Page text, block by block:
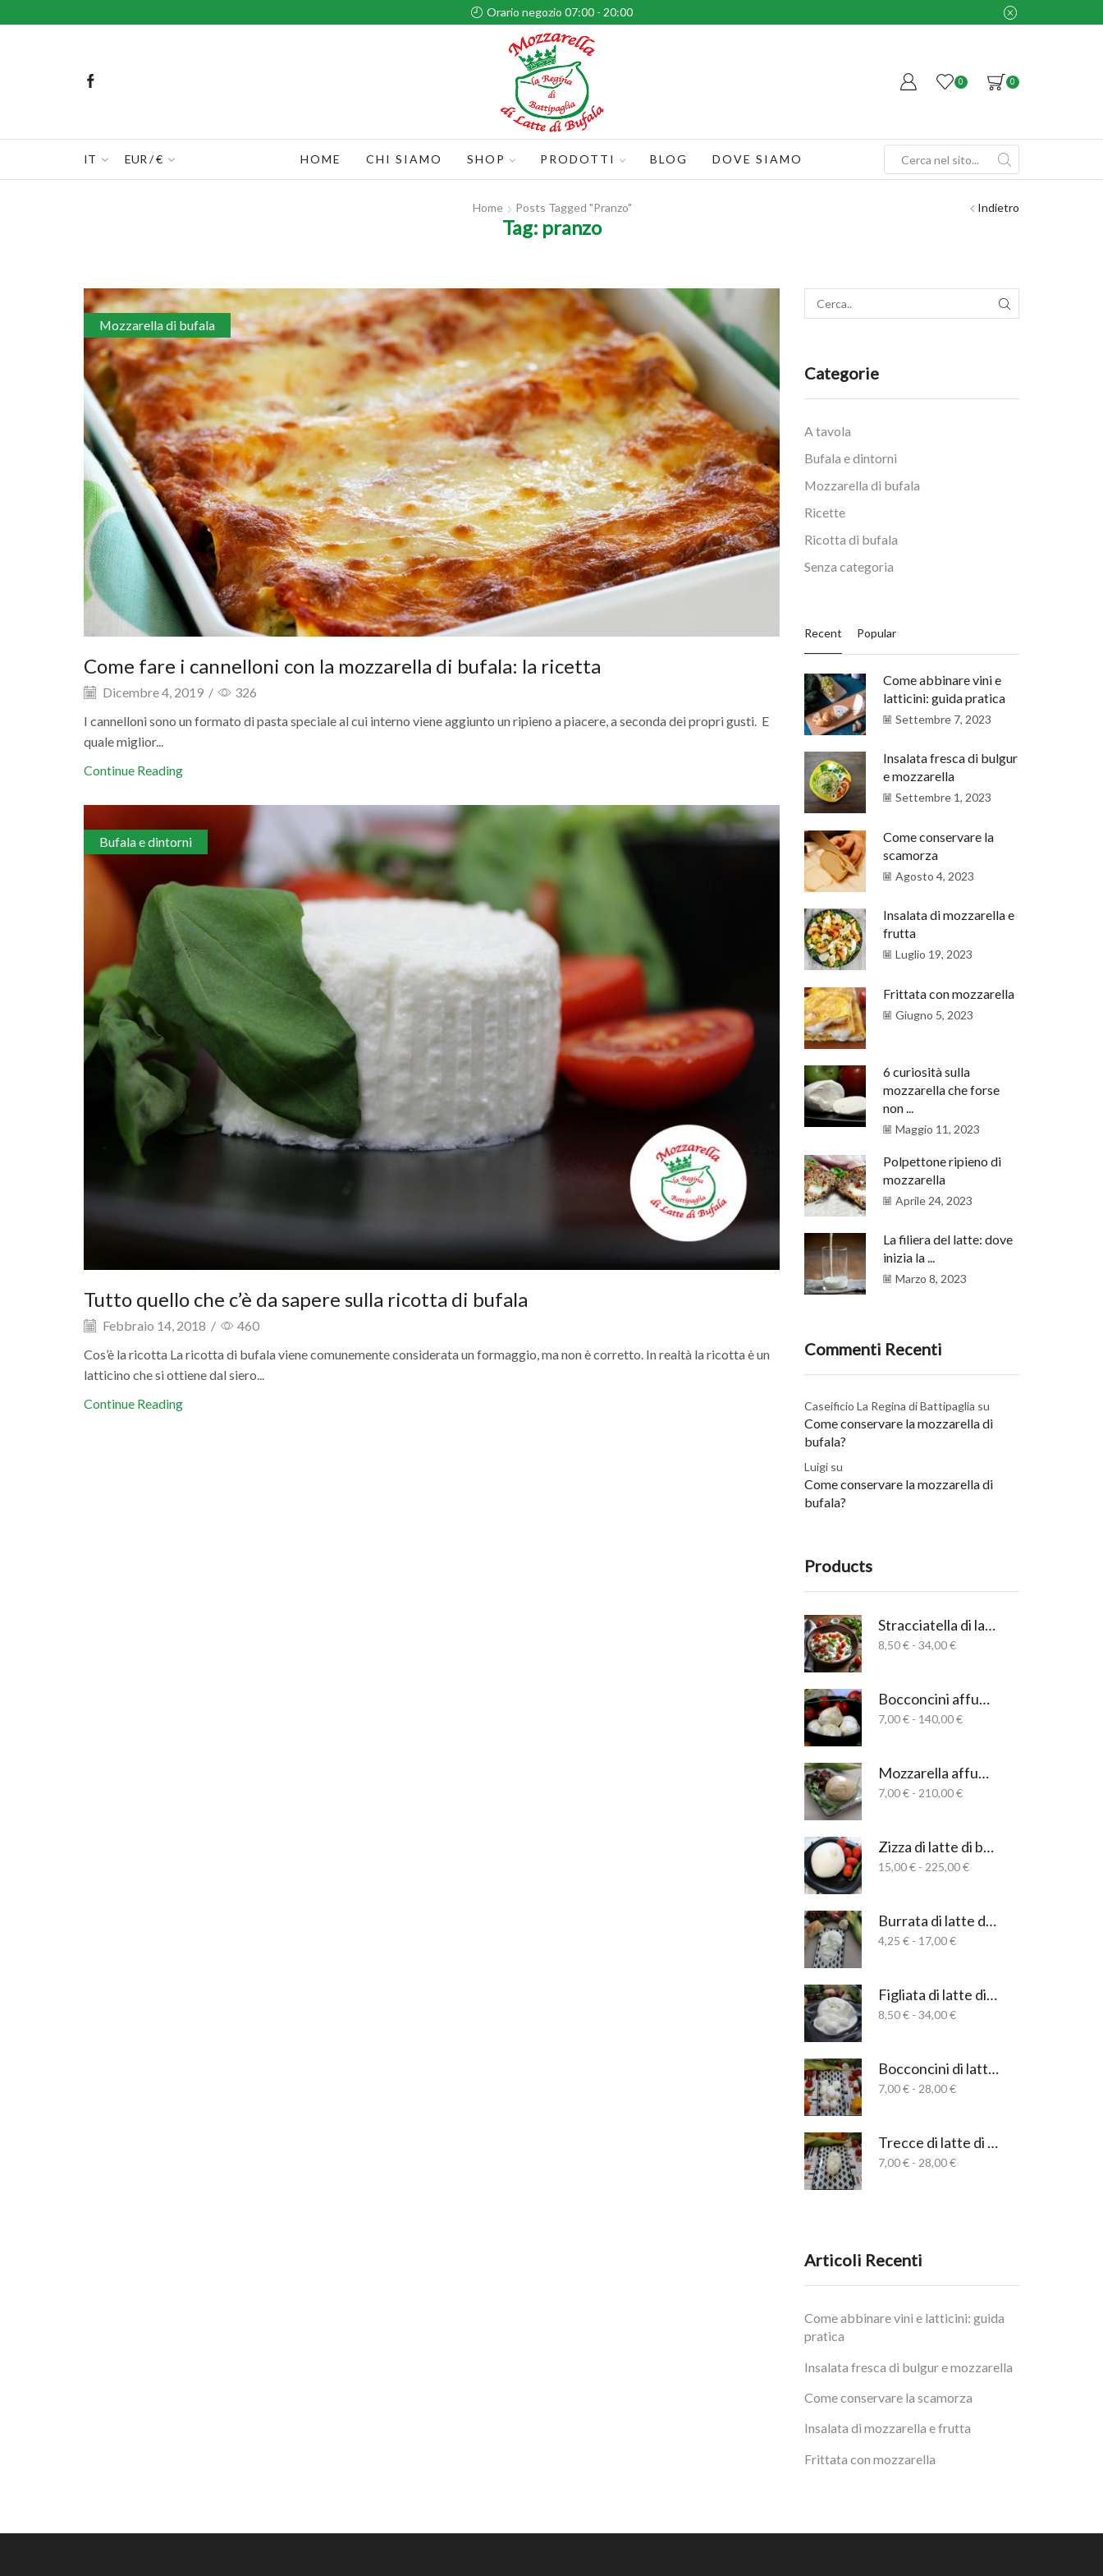
Orario negozio 07:00 - 20:00
0 0
IT EUR / € HOME CHI SIAMO SHOP PRODOTTI BLOG DOVE SIAMO
Search
input
Indietro
Home Posts Tagged "pranzo"
Tag: pranzo
Mozzarella di bufala
Come fare i cannelloni con la mozzarella di bufala: la ricetta
Dicembre 4, 2019 /
326
I cannelloni sono un formato di pasta speciale al cui interno viene aggiunto un ripieno a piacere, a seconda dei propri gusti. E
quale miglior...
Continue Reading
Bufala e dintorni
Tutto quello che c’è da sapere sulla ricotta di bufala
Febbraio 14, 2018 /
460
Cos’è la ricotta La ricotta di bufala viene comunemente considerata un formaggio, ma non è corretto. In realtà la ricotta è un
latticino che si ottiene dal siero...
Continue Reading
SEARCH
Categorie
A tavola
Bufala e dintorni
Mozzarella di bufala
Ricette
Ricotta di bufala
Senza categoria
Recent Popular
Come abbinare vini e
latticini: guida pratica
Settembre 7, 2023
Insalata fresca di bulgur
e mozzarella
Settembre 1, 2023
Come conservare la
scamorza
Agosto 4, 2023
Insalata di mozzarella e
frutta
Luglio 19, 2023
Frittata con mozzarella
Giugno 5, 2023
6 curiosità sulla
mozzarella che forse
non ...
Maggio 11, 2023
Polpettone ripieno di
mozzarella
Aprile 24, 2023
La filiera del latte: dove
inizia la ...
Marzo 8, 2023
Commenti Recenti
Caseificio La Regina di Battipaglia su
Come conservare la mozzarella di
bufala?
Luigisu
Come conservare la mozzarella di
bufala?
Products
Stracciatella di latte di bufala salernitana
8,50€ - 34,00€Fascia
da
8,50 €
a
Bocconcini affumicati
7,00€ - 140,00€Fascia
da
7,00 €
a
Mozzarella affumicata
7,00€ - 210,00€Fascia
da
7,00 €
a
Zizza di latte di bufala salernitana
15,00€ - 225,00€Fascia
15,00 €
Burrata di latte di bufala salernitana
4,25 € - 17,00€Fascia
4,25 €
a
Figliata di latte di bufala salernitana
8,50€ - 34,00€Fascia
da
8,50 €
a
Bocconcini di latte di bufala salernitana
7,00€ - 28,00€Fascia
7,00 €
a
Trecce di latte di bufala salernitana
7,00€ - 28,00€Fascia
Articoli Recenti
Come abbinare vini e latticini: guida
pratica
Insalata fresca di bulgur e mozzarella
Come conservare la scamorza
Insalata di mozzarella e frutta
Frittata con mozzarella